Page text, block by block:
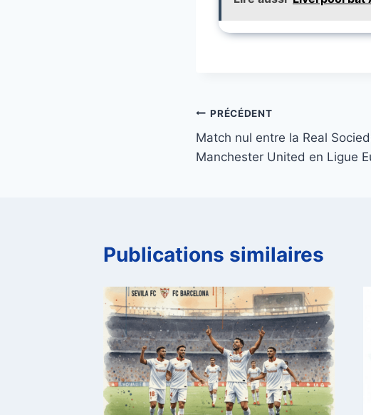
Navigation
de
PRÉCÉDENT
Match nul entre la Real
Manchester United en Ligue
Publications similaires